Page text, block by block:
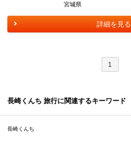
宮城県
詳細を見る
1
長崎くんち 旅行に関連するキーワード
長崎くんち